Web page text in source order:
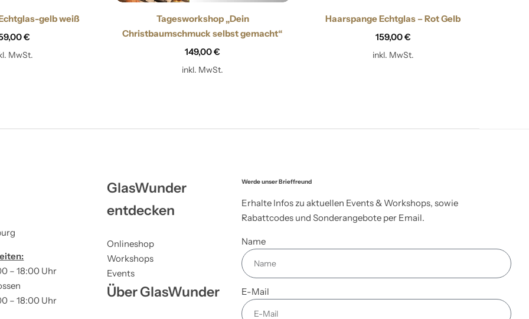
gelb weiß
€
MwSt.
Tagesworkshop „Dein
Christbaumschmuck selbst gemacht“
149,00€
inkl. MwSt.
Haarspange Echtglas – Rot Gelb
159,00€
inkl. MwSt.
– 18:00 Uhr
– 18:00 Uhr
GlasWunder
entdecken
Onlineshop
Workshops
Events
Über GlasWunder
Werde unser Brieffreund
Erhalte Infos zu aktuellen Events & Workshops, sowie
Rabattcodes und Sonderangebote per Email.
Name
E-Mail